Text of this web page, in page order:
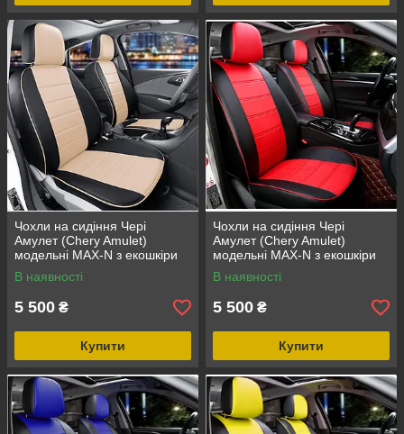
Чохли на сидіння Чері
Амулет (Chery Amulet)
модельні MAX-N з екошкіри
Чорно-бежевий
В наявності
5 500 ₴
Купити
Чохли на сидіння Чері
Амулет (Chery Amulet)
модельні MAX-N з екошкіри
Чорно-червоний
В наявності
5 500 ₴
Купити